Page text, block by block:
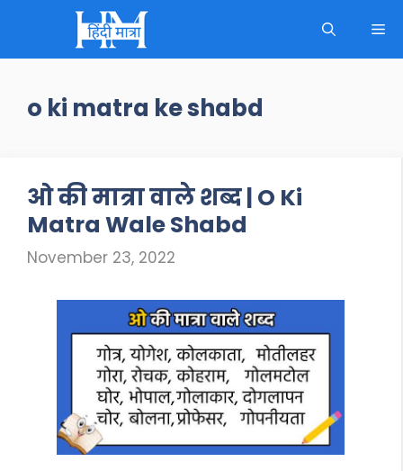
content
o ki matra ke shabd
ओ की मात्रा वाले शब्द | O Ki
Matra Wale Shabd
November 23, 2022